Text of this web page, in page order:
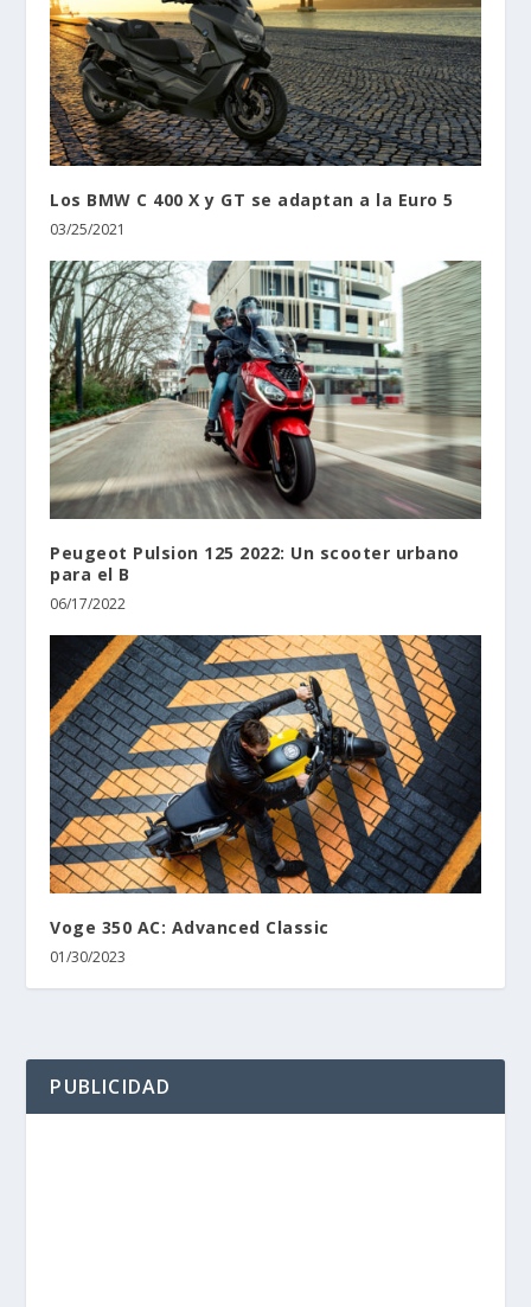
Los BMW C 400 X y GT se adaptan a la Euro 5
03/25/2021
Peugeot Pulsion 125 2022: Un scooter urbano
para el B
06/17/2022
Voge 350 AC: Advanced Classic
01/30/2023
PUBLICIDAD